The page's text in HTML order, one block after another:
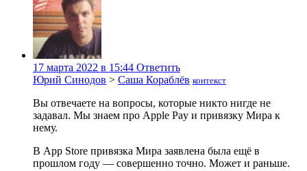
17 марта 2022 в 15:44 Ответить
Юрий Синодов > Саша Кораблёв контекст
Вы отвечаете на вопросы, которые никто нигде не
задавал. Мы знаем про Apple Pay и привязку Мира к
нему.
В App Store привязка Мира заявлена была ещё в
прошлом году — совершенно точно. Может и раньше.